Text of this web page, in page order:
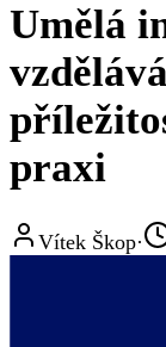
Umělá
praxi
Vítek Škop·